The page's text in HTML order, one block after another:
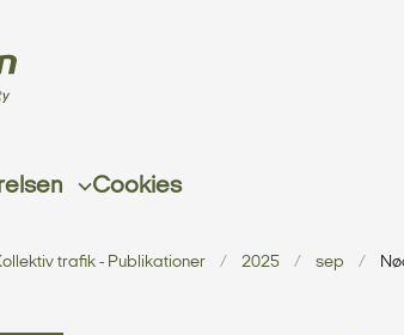
Cookies
trafik - Publikationer 2025 sep